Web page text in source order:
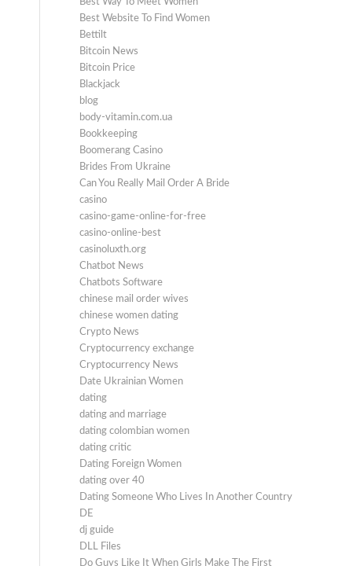
Best Website To Find Women
Bettilt
Bitcoin News
Bitcoin Price
Blackjack
blog
body-vitamin.com.ua
Bookkeeping
Boomerang Casino
Brides From Ukraine
Can You Really Mail Order A Bride
casino
casino-game-online-for-free
casino-online-best
casinoluxth.org
Chatbot News
Chatbots Software
chinese mail order wives
chinese women dating
Crypto News
Cryptocurrency exchange
Cryptocurrency News
Date Ukrainian Women
dating
dating and marriage
dating colombian women
dating critic
Dating Foreign Women
dating over 40
Dating Someone Who Lives In Another Country
DE
dj guide
DLL Files
Do Guys Like It When Girls Make The First